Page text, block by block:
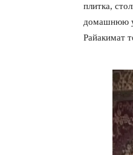
плитка,
домашнюю
Райакимат